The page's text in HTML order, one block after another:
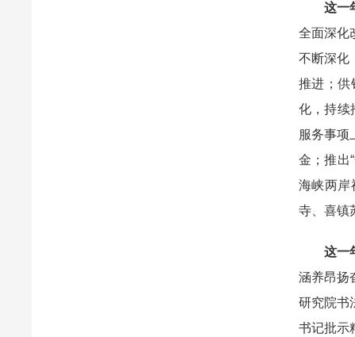
这一
全面深化
不断深化
推进；供
化，持续
服务事项
金；推出
海峡两岸
寺、喜镇
这一
涵养昂扬
研究院书
书记批示